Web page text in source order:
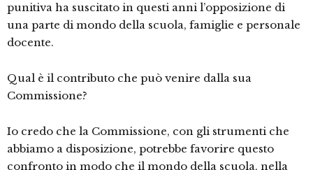
punitiva ha suscitato in questi anni l’opposizione di
una parte di mondo della scuola, famiglie e personale
docente.
Qual è il contributo che può venire dalla sua
Commissione?
Io credo che la Commissione, con gli strumenti che
abbiamo a disposizione, potrebbe favorire questo
confronto in modo che il mondo della scuola, nella